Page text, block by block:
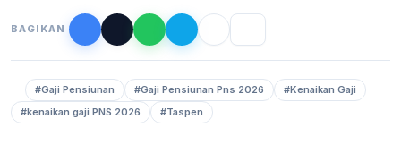
BAGIKAN
#Gaji Pensiunan #Gaji Pensiunan Pns 2026
#Kenaikan Gaji
#kenaikan gaji PNS 2026
#Taspen